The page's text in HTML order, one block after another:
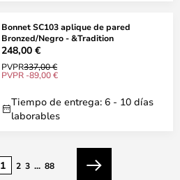
Bonnet SC103 aplique de pared
Bronzed/Negro - &Tradition
248,00 €
PVPR337,00 €
PVPR -89,00 €
Tiempo de entrega: 6 - 10 días
laborables
1 2 3 ... 88
Siguiente